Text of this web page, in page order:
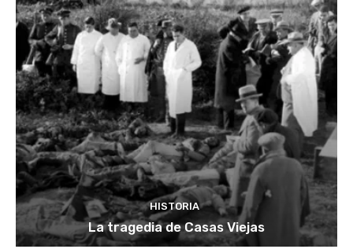
HISTORIA
La tragedia de Casas Viejas